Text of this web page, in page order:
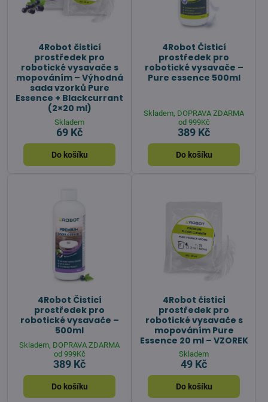
4Robot čisticí
prostředek pro
robotické vysavače s
mopováním – Výhodná
sada vzorků Pure
Essence + Blackcurrant
(2×20 ml)
Skladem
69 Kč
Do košíku
4Robot Čisticí
prostředek pro
robotické vysavače –
Pure essence 500ml
Skladem, DOPRAVA ZDARMA
od 999Kč
389 Kč
Do košíku
4Robot Čisticí
prostředek pro
robotické vysavače –
500ml
Skladem, DOPRAVA ZDARMA
od 999Kč
389 Kč
Do košíku
4Robot čisticí
prostředek pro
robotické vysavače s
mopováním Pure
Essence 20 ml – VZOREK
Skladem
49 Kč
Do košíku